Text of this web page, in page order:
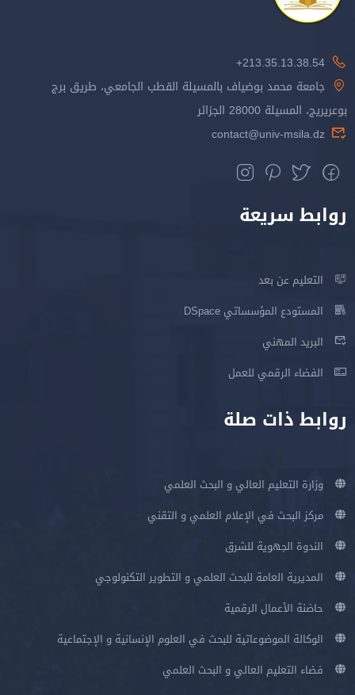
213.35.13.38.54+
جامعة محمد بوضياف بالمسيلة القطب الجامعي، طريق برج
بوعريريج، المسيلة 28000 الجزائر
contact@univ-msila.dz
روابط سريعة
التعليم عن بعد
المستودع المؤسساتي DSpace
البريد المهني
الفضاء الرقمي للعمل
روابط ذات صلة
وزارة التعليم العالي و البحث العلمي
مركز البحث في الإعلام العلمي و التقني
الندوة الجهوية للشرق
المديرية العامة للبحث العلمي و التطوير التكنولوجي
حاضنة الأعمال الرقمية
الوكالة الموضوعاتية للبحث في العلوم الإنسانية و الإجتماعية
فضاء التعليم العالي و البحث العلمي